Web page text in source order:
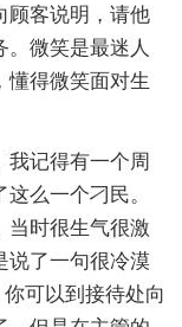
顾客说明，请他
。微笑是最迷人
懂得微笑面对生
我记得有一个周
么一个刁民。
当时很生气很激
说了一句很冷漠
可以到接待处向